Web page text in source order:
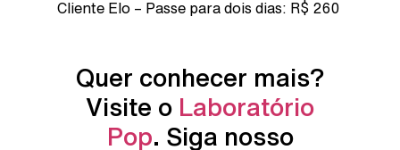
Cliente Elo – Passe para dois dias: R$ 260
Quer conhecer mais?
Visite o Laboratório
Pop. Siga nosso